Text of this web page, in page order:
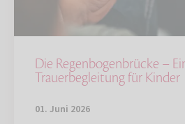
Die Regenbogenbrücke –
Trauerbegleitung für Kinder
01. Juni 2026